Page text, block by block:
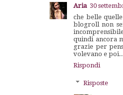
Aria 30
che belle
blogroll non
quindi ancora
grazie per
volevano e
Rispondi
Risposte